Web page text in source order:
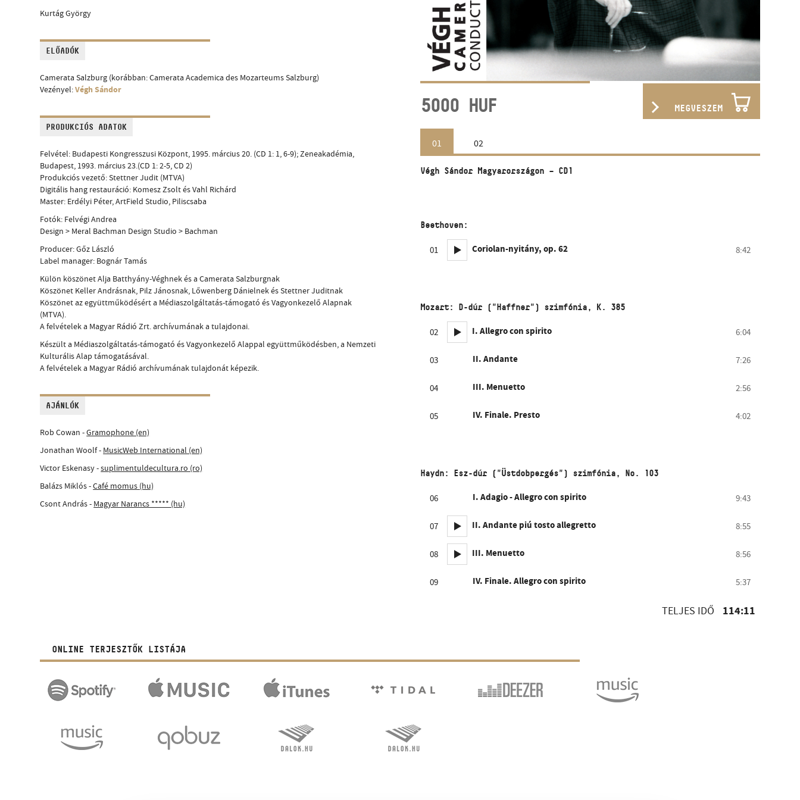
Kurtág György
ELŐADÓK
Camerata Salzburg (korábban: Camerata Academica des Mozarteums Salzburg)
Vezényel:Végh Sándor
PRODUKCIÓS ADATOK
Felvétel: Budapesti Kongresszusi Központ, 1995. március 20. (CD 1: 1, 6-9); Zeneakadémia,
Budapest, 1993. március 23.(CD 1: 2-5, CD 2)
Produkciós vezető: Stettner Judit (MTVA)
Digitális hang restauráció: Komesz Zsolt és Vahl Richárd
Master: Erdélyi Péter, ArtField Studio, Piliscsaba
Fotók: Felvégi Andrea
Design > Meral Bachman Design Studio > Bachman
Producer: Gőz László
Label manager: Bognár Tamás
Külön köszönet Alja Batthyány-Véghnek és a Camerata Salzburgnak
Köszönet Keller Andrásnak, Pilz Jánosnak, Lőwenberg Dánielnek és Stettner Juditnak
Köszönet az együttműködésért a Médiaszolgáltatás-támogató és Vagyonkezelő Alapnak
(MTVA).
A felvételek a Magyar Rádió Zrt. archívumának a tulajdonai.
Készült a Médiaszolgáltatás-támogató és Vagyonkezelő Alappal együttműködésben, a Nemzeti
Kulturális Alap támogatásával.
A felvételek a Magyar Rádió archívumának tulajdonát képezik.
AJÁNLÓK
Rob Cowan -Gramophone (en)
Jonathan Woolf - MusicWeb International (en)
Victor Eskenasy -suplimentuldecultura.ro (ro)
Balázs Miklós -Café momus (hu)
Csont András - Magyar Narancs ***** (hu)
5000 HUF MEGVESZEM
01 02
Végh Sándor Magyarországon – CD1
Beethoven:
01 Coriolan-nyitány, op. 62 8:42
Mozart: D-dúr ("Haffner") szimfónia, K. 385
02 I. Allegro con spirito 6:04
03 II. Andante 7:26
04 III. Menuetto 2:56
05 IV. Finale. Presto 4:02
Haydn: Esz-dúr ("Üstdobpergés") szimfónia, No. 103
06 I. Adagio - Allegro con spirito 9:43
07 II. Andante piú tosto allegretto 8:55
08 III. Menuetto 8:56
09 IV. Finale. Allegro con spirito 5:37
TELJES IDŐ 114:11
ONLINE TERJESZTŐK LISTÁJA